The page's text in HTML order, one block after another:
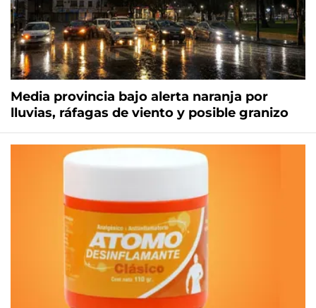
Media provincia bajo alerta naranja por
lluvias, ráfagas de viento y posible granizo